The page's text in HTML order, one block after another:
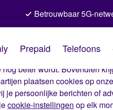
cookies van
cookies op onze
nog beter wordt. Bovendien
plaatsen cookies op
je persoonlijke berichten of
cookie-instellingen op elk
Betrouwbaar 5G-
Prepaid Telefoons